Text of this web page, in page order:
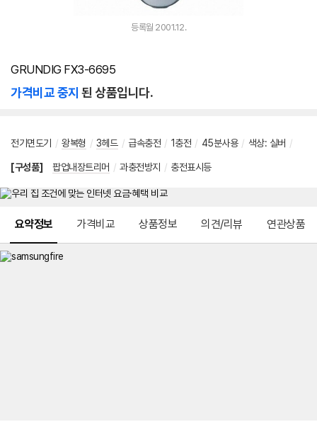
등록월 2001.12.
GRUNDIG FX3-6695
가격비교 중지 된 상품입니다.
전기면도기 / 왕복형 / 3헤드 / 급속충전 / 1충전 / 45분사용 / 색상: 실버 /
[구성품] 팝업내장트리머 / 과충전방지 / 충전표시등
요약정보 가격비교 상품정보 의견/리뷰 연관상품